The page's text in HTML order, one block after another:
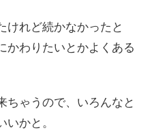
けれど続かなかったと
かわりたいとかよくある
ちゃうので、いろんなと
かと。